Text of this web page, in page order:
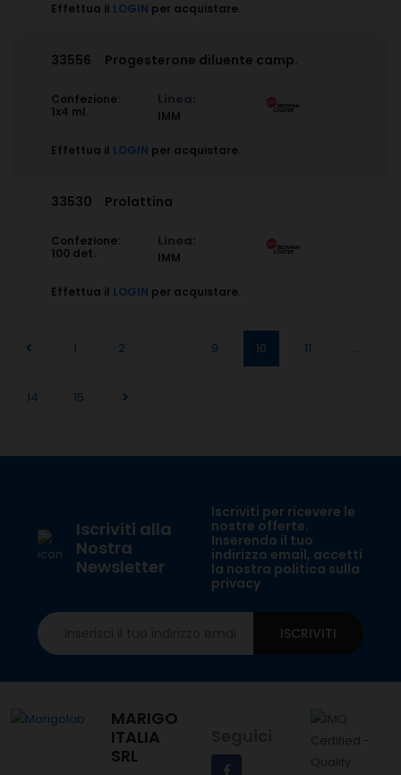
Effettua il LOGIN per acquistare.
33556 Progesterone diluente camp.
Confezione:
1x4 ml.
Linea:
IMM
Effettua il LOGIN per acquistare.
33530 Prolattina
Confezione:
100 det.
Linea:
IMM
Effettua il LOGIN per acquistare.
1 2 ... 9 10 11 ...
14 15
Iscriviti alla
Nostra
Newsletter
Iscriviti per ricevere le
nostre offerte.
Inserendo il tuo
indirizzo email, accetti
la nostra politica sulla
privacy
ISCRIVITI
MARIGO
ITALIA
SRL